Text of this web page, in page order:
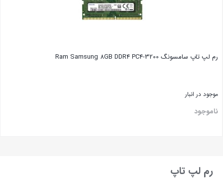
رم لپ تاپ سامسونگ Ram Samsung 8GB DDR4 PC4-3200
موجود در انبار
ناموجود
رم لپ تاپ